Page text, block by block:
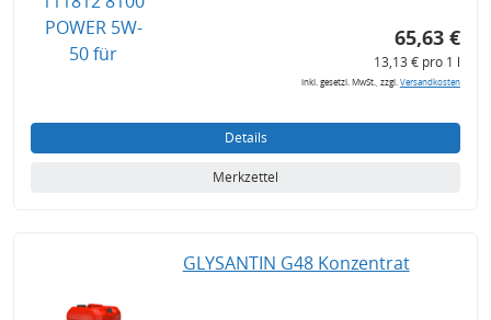
65,63 €
13,13 € pro 1 l
inkl. gesetzl. MwSt., zzgl.Versandkosten
Details
Merkzettel
GLYSANTIN G48 Konzentrat